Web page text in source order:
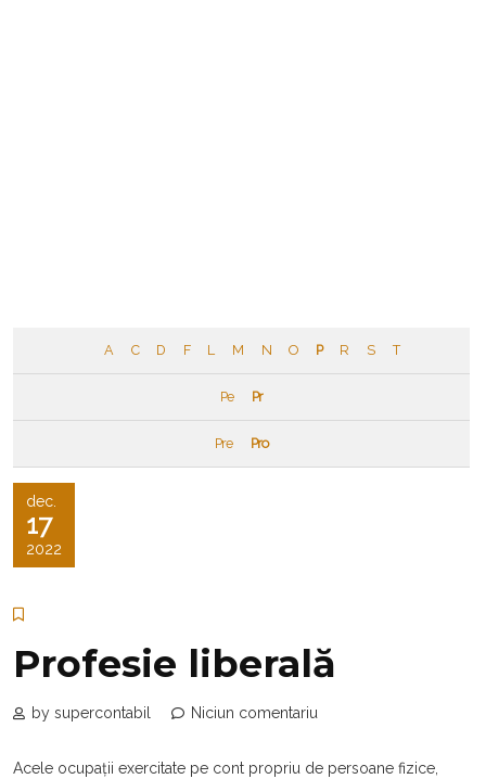
A C D F L M N O P R S T
Pe Pr
Pre Pro
dec.
17
2022
Profesie liberală
by supercontabil Niciun comentariu
Acele ocupații exercitate pe cont propriu de persoane fizice,